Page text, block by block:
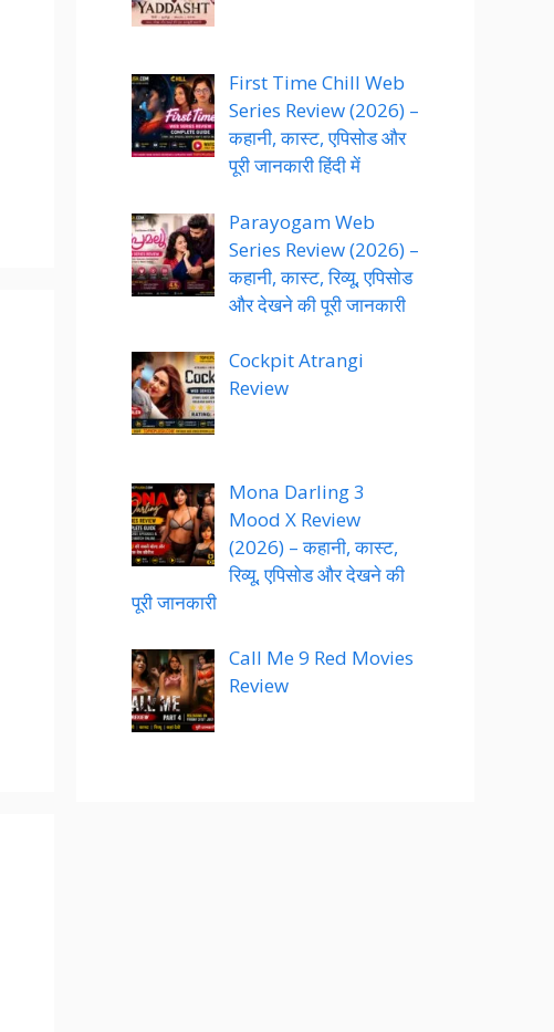
First Time Chill Web
Series Review (2026) –
कहानी, कास्ट, एपिसोड और
पूरी जानकारी हिंदी में
Parayogam Web
Series Review (2026) –
कहानी, कास्ट, रिव्यू, एपिसोड
और देखने की पूरी जानकारी
Cockpit Atrangi
Review
Mona Darling 3
Mood X Review
(2026) – कहानी, कास्ट,
रिव्यू, एपिसोड और देखने की
पूरी जानकारी
Call Me 9 Red Movies
Review